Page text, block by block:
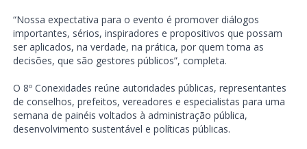
“Nossa expectativa para o evento é promover diálogos
importantes, sérios, inspiradores e propositivos que possam
ser aplicados, na verdade, na prática, por quem toma as
decisões, que são gestores públicos”, completa.
O 8º Conexidades reúne autoridades públicas, representantes
de conselhos, prefeitos, vereadores e especialistas para uma
semana de painéis voltados à administração pública,
desenvolvimento sustentável e políticas públicas.